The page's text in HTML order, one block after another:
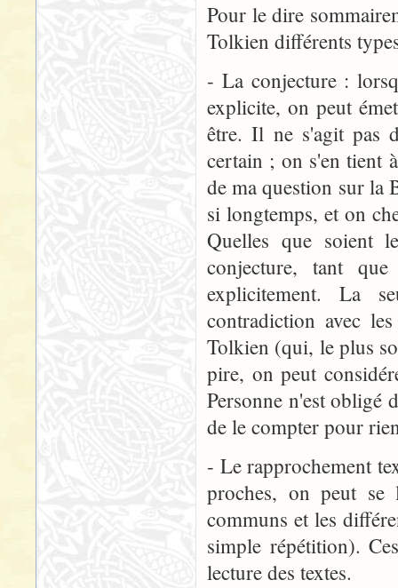
Pour le dire
Tolkien différents
- La conjecture :
explicite, on peut
être. Il ne s'agit pas
certain ; on s'en tient
de ma question sur la
si longtemps, et on
Quelles que soient
conjecture, tant
explicitement. La
contradiction avec
Tolkien (qui, le plus
pire, on peut
Personne n'est obligé
de le compter pour
- Le rapprochement
proches, on peut se
communs et les
simple répétition).
lecture des textes.